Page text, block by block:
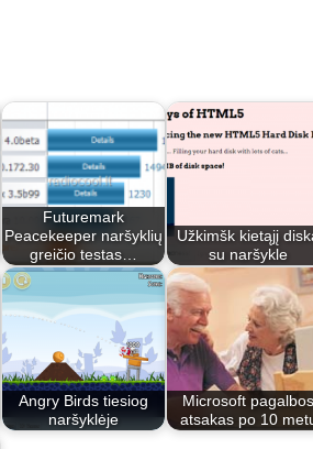
Futuremark
Peacekeeper naršyklių
greičio testas…
Užkimšk kietąjį
su naršykle
Angry Birds tiesiog
naršyklėje
Microsoft pagalbos
atsakas po 10